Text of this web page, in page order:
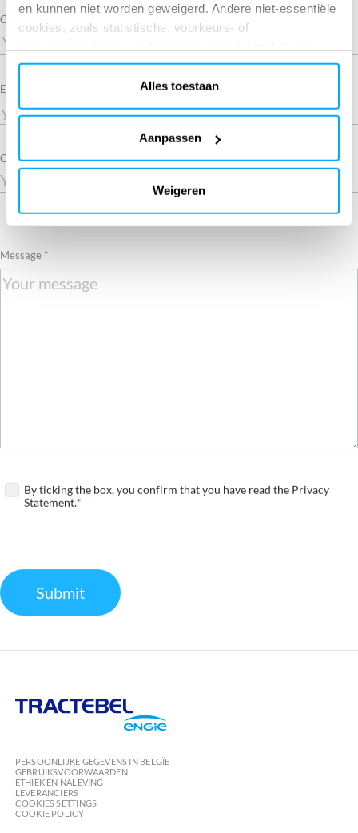
en kunnen niet worden geweigerd. Andere niet-essentiële
cookies, zoals statistische, voorkeurs- of
“Alles accepteren” hebt geklikt. Voor meer informatie kunt
u ons cookiebeleid lezen in de sectie ‘Over’ en onderaan
onze website.
Alles toestaan
Aanpassen
Weigeren
Company
Email
Country
Message Required
By ticking the box, you confirm that you have read the Privacy
Statement.
Submit
Engie
PERSOONLIJKE GEGEVENS IN BELGÏE
GEBRUIKSVOORWAARDEN
ETHIEK EN NALEVING
LEVERANCIERS
COOKIES SETTINGS
COOKIE POLICY